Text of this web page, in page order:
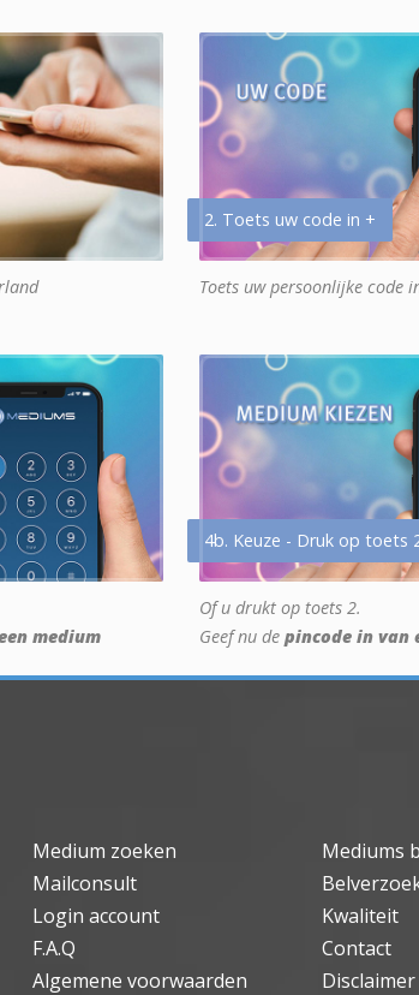
2. Toets uw code in +
Toets uw persoonlijke code
medium
4b. Keuze - Druk op toets
Of u drukt op toets 2.
Geef nu de pincode in van
Medium zoeken
Mediums
Mailconsult
Login account
Kwaliteit
F.A.Q
Contact
Algemene voorwaarden
Disclaimer